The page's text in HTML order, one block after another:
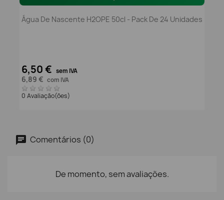
Água De Nascente H2OPE 50cl - Pack De 24 Unidades
6,50 € sem IVA
6,89 € com IVA
0 Avaliação(ões)
Comentários (0)
De momento, sem avaliações.